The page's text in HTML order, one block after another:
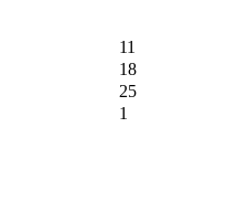
11
18
25
1